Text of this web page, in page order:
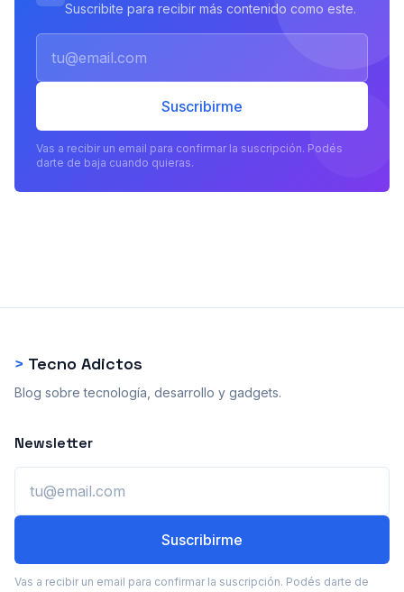
Suscribite para recibir más contenido como este.
Suscribirme
Vas a recibir un email para confirmar la suscripción. Podés
darte de baja cuando quieras.
> Tecno Adictos
Blog sobre tecnología, desarrollo y gadgets.
Newsletter
Suscribirme
Vas a recibir un email para confirmar la suscripción. Podés darte de